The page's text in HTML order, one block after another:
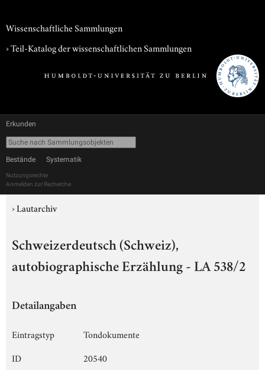
Wissenschaftliche Sammlungen
› Teil-Katalog der wissenschaftlichen Sammlungen
Erkunden
Bestände Systematik
Nutzungsrechte
Anmelden zur Recherche
›Lautarchiv
Schweizerdeutsch (Schweiz),
autobiographische Erzählung - LA 538/2
Detailangaben
Eintragstyp
Tondokumente
ID
20540